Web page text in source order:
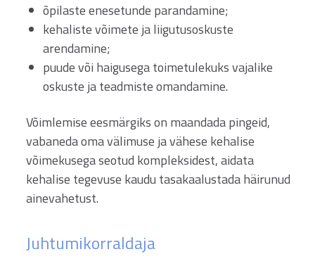
õpilaste enesetunde parandamine;
kehaliste võimete ja liigutusoskuste
arendamine;
puude või haigusega toimetulekuks vajalike
oskuste ja teadmiste omandamine.
Võimlemise eesmärgiks on maandada pingeid,
vabaneda oma välimuse ja vähese kehalise
võimekusega seotud kompleksidest, aidata
kehalise tegevuse kaudu tasakaalustada häirunud
ainevahetust.
Juhtumikorraldaja